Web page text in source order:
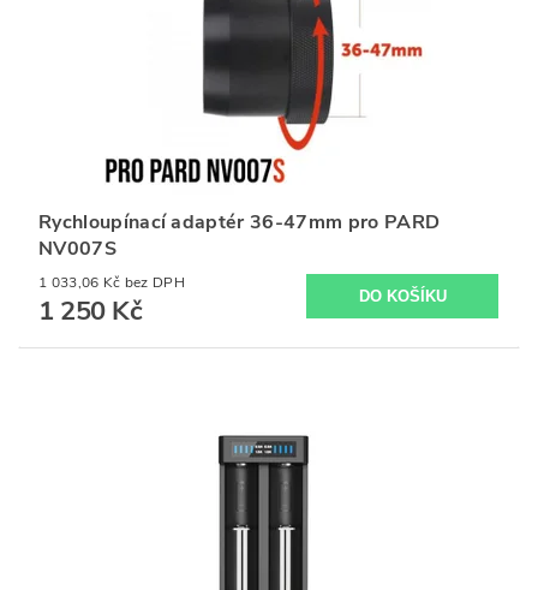
Rychloupínací adaptér 36-47mm pro PARD
NV007S
1 033,06 Kč bez DPH
1 250 Kč